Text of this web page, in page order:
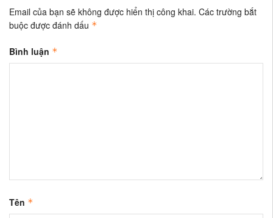
Email của bạn sẽ không được hiển thị công khai. Các trường bắt
buộc được đánh dấu *
Bình luận *
Tên *